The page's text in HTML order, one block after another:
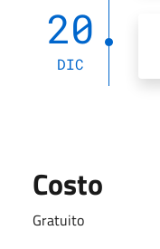
20
DIC
Costo
Gratuito